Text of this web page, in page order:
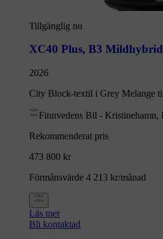
Tillgänglig nu
XC40 Plus, B3 Mildhybrid
2026
City Block-textil i Grey Melange
Finnvedens Bil - Kristinehamn,
Rekommenderat pris
473 800 kr
Förmånsvärde 4 213 kr/månad
Läs mer
Bli kontaktad